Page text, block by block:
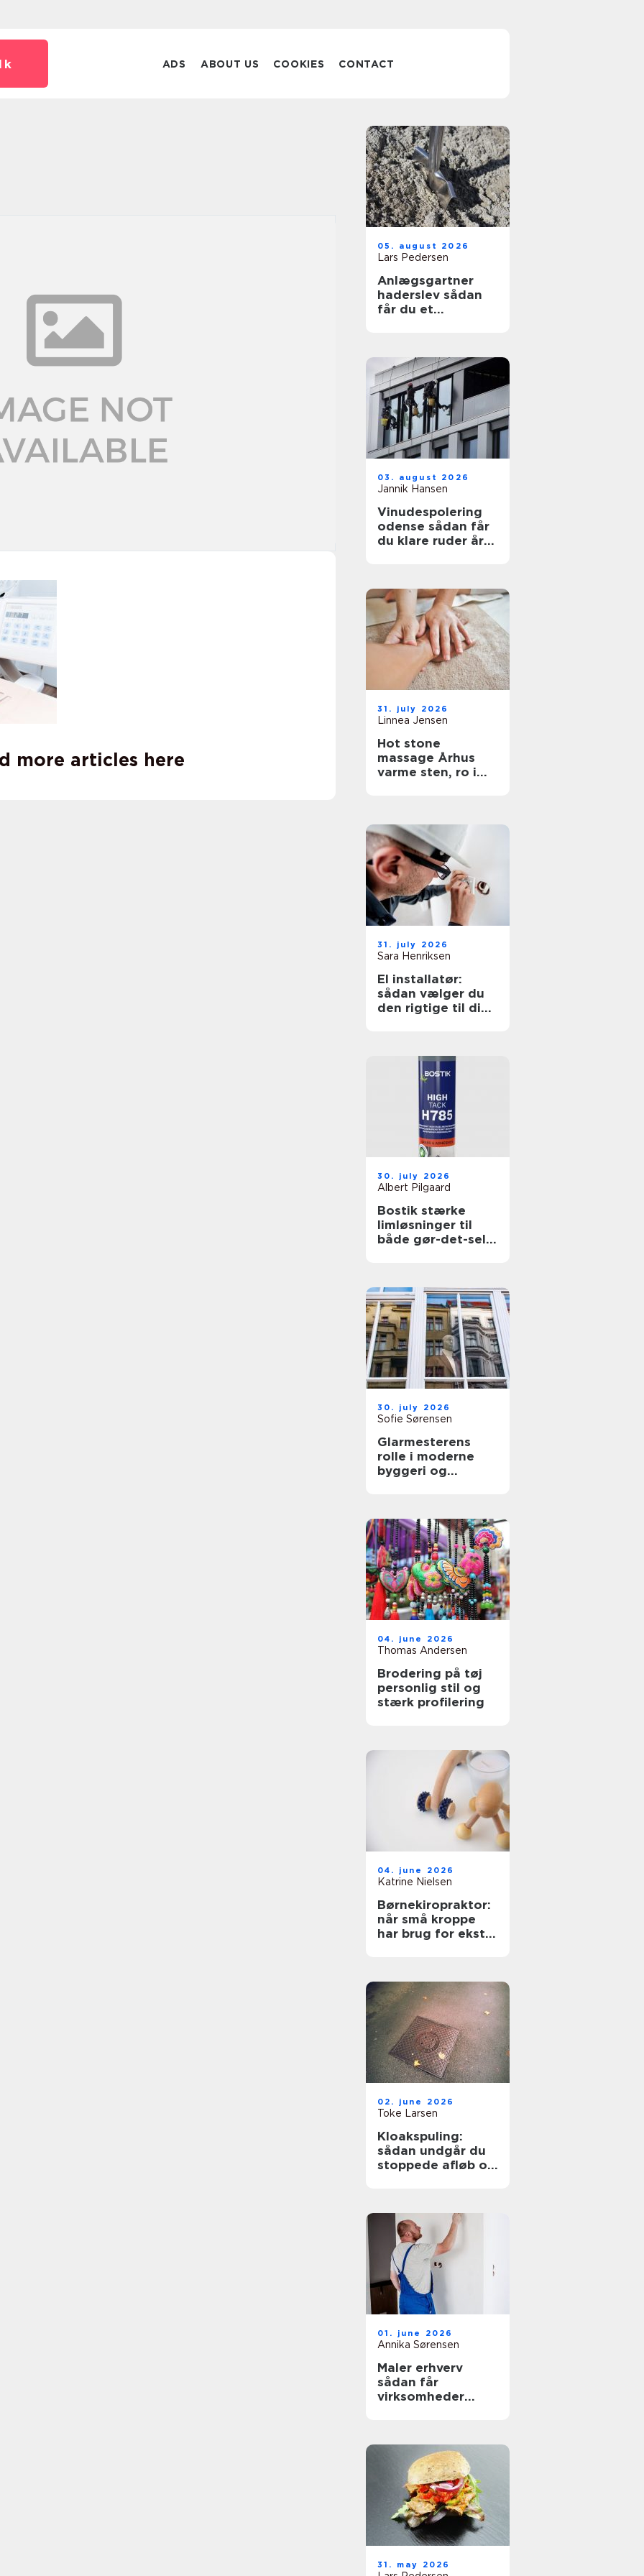
ADS ABOUT US COOKIES CONTACT
more articles here
05. august 2026
Lars Pedersen
Anlægsgartner
haderslev sådan
får du et
03. august 2026
Jannik Hansen
Vinudespolering
odense sådan får
du klare ruder året
31. july 2026
Linnea Jensen
Hot stone
massage Århus
varme sten, ro i
31. july 2026
Sara Henriksen
El installatør:
sådan vælger du
den rigtige til dine
30. july 2026
Albert Pilgaard
Bostik stærke
limløsninger til
både gør-det-selv
30. july 2026
Sofie Sørensen
Glarmesterens
rolle i moderne
byggeri og
04. june 2026
Thomas Andersen
Brodering på tøj
personlig stil og
stærk profilering
04. june 2026
Katrine Nielsen
Børnekiropraktor:
når små kroppe
har brug for ekstra
02. june 2026
Toke Larsen
Kloakspuling:
sådan undgår du
stoppede afløb og
01. june 2026
Annika Sørensen
Maler erhverv
sådan får
virksomheder
31. may 2026